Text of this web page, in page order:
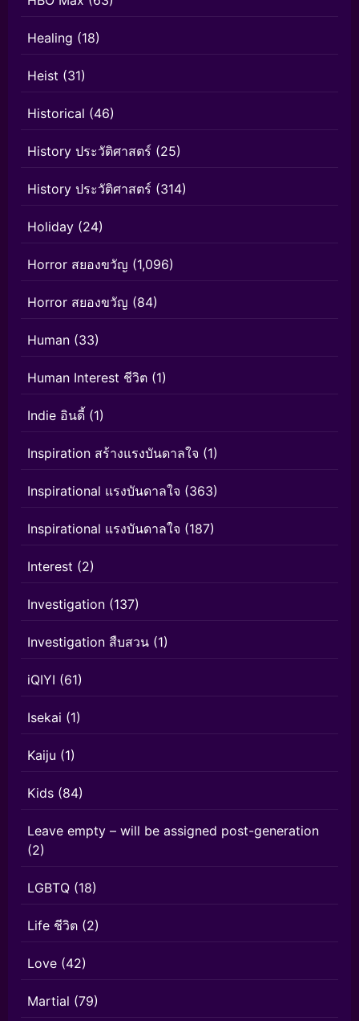
Healing (18)
Heist (31)
Historical (46)
History ประวัติศาสตร์ (25)
History ประวัติศาสตร์ (314)
Holiday (24)
Horror สยองขวัญ (1,096)
Horror สยองขวัญ (84)
Human (33)
Human Interest ชีวิต (1)
Indie อินดี้ (1)
Inspiration สร้างแรงบันดาลใจ (1)
Inspirational แรงบันดาลใจ (363)
Inspirational แรงบันดาลใจ (187)
Interest (2)
Investigation (137)
Investigation สืบสวน (1)
iQIYI (61)
Isekai (1)
Kaiju (1)
Kids (84)
Leave empty – will be assigned post-generation
(2)
LGBTQ (18)
Life ชีวิต (2)
Love (42)
Martial (79)